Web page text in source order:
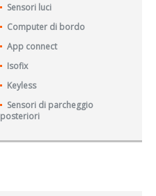
Sensori luci
Computer di bordo
App connect
Isofix
Keyless
Sensori di parcheggio
posteriori